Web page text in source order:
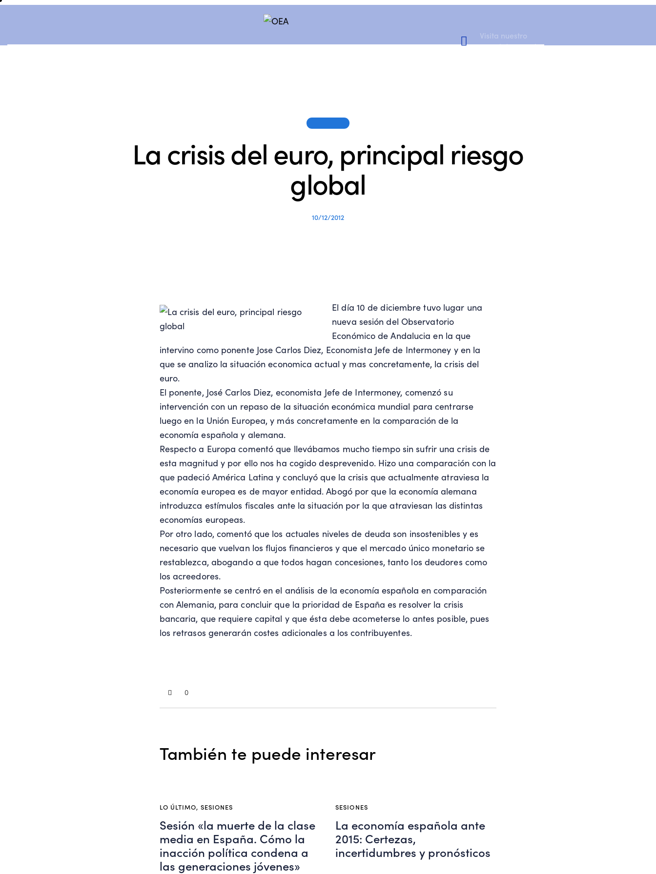
Visita nuestro
Canal de YouTube
La crisis del euro, principal riesgo
global
10/12/2012
El día 10 de diciembre tuvo lugar una
nueva sesión del Observatorio
Económico de Andalucia en la que
intervino como ponente Jose Carlos Diez, Economista Jefe de Intermoney y en la
que se analizo la situación economica actual y mas concretamente, la crisis del
euro.
El ponente, José Carlos Diez, economista Jefe de Intermoney, comenzó su
intervención con un repaso de la situación económica mundial para centrarse
luego en la Unión Europea, y más concretamente en la comparación de la
economía española y alemana.
Respecto a Europa comentó que llevábamos mucho tiempo sin sufrir una crisis de
esta magnitud y por ello nos ha cogido desprevenido. Hizo una comparación con la
que padeció América Latina y concluyó que la crisis que actualmente atraviesa la
economía europea es de mayor entidad. Abogó por que la economía alemana
introduzca estímulos fiscales ante la situación por la que atraviesan las distintas
economías europeas.
Por otro lado, comentó que los actuales niveles de deuda son insostenibles y es
necesario que vuelvan los flujos financieros y que el mercado único monetario se
restablezca, abogando a que todos hagan concesiones, tanto los deudores como
los acreedores.
Posteriormente se centró en el análisis de la economía española en comparación
con Alemania, para concluir que la prioridad de España es resolver la crisis
bancaria, que requiere capital y que ésta debe acometerse lo antes posible, pues
los retrasos generarán costes adicionales a los contribuyentes.
0
También te puede interesar
LO ÚLTIMO, SESIONES
Sesión «la muerte de la clase
media en España. Cómo la
inacción política condena a
las generaciones jóvenes»
SESIONES
La economía española ante
2015: Certezas,
incertidumbres y pronósticos